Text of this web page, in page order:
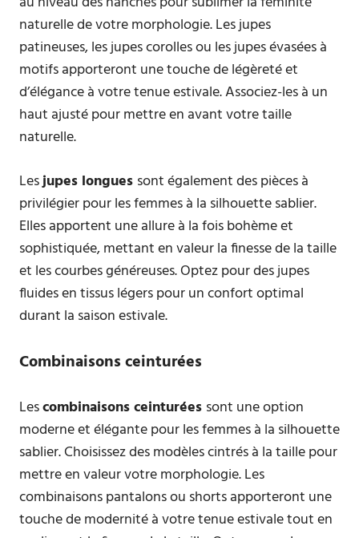
naturelle de votre morphologie. Les jupes
patineuses, les jupes corolles ou les jupes évasées à
motifs apporteront une touche de légèreté et
d’élégance à votre tenue estivale. Associez-les à un
haut ajusté pour mettre en avant votre taille
naturelle.
Lesjupes longues sont également des pièces à
privilégier pour les femmes à la silhouette sablier.
Elles apportent une allure à la fois bohème et
sophistiquée, mettant en valeur la finesse de la taille
et les courbes généreuses. Optez pour des jupes
fluides en tissus légers pour un confort optimal
durant la saison estivale.
Combinaisons ceinturées
Lescombinaisons ceinturées sont une option
moderne et élégante pour les femmes à la silhouette
sablier. Choisissez des modèles cintrés à la taille pour
mettre en valeur votre morphologie. Les
combinaisons pantalons ou shorts apporteront une
touche de modernité à votre tenue estivale tout en